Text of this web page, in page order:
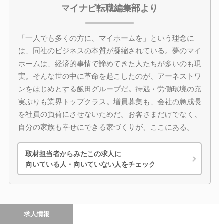
マイナビ転職編集部より
「一人でも多くの方に、マイホームを」という理念に
は、同社のビジネスの本質が凝縮されている。夢のマイ
ホームは、経済的事情で諦めてきた人たちが多いのも現
実。そんな世の中に革命を起こしたのが、アーネストワ
ンをはじめとする飯田グループだ。待遇・労働環境の充
実ぶりも業界トップクラス。増員募集も、会社の急成長
を社員の負荷にさせないためだ。お客さまだけでなく、
自分の家族も幸せにできる家づくりが、ここにある。
取材担当者からみたこの求人に
向いている人・向いていない人をチェック
求人情報